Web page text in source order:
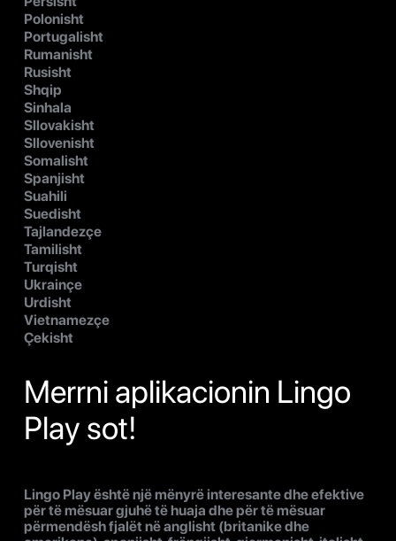
Polonisht
Portugalisht
Rumanisht
Rusisht
Shqip
Sinhala
Sllovakisht
Sllovenisht
Somalisht
Spanjisht
Suahili
Suedisht
Tajlandezçe
Tamilisht
Turqisht
Ukrainçe
Urdisht
Vietnamezçe
Çekisht
Merrni aplikacionin Lingo
Play sot!
Lingo Play është një mënyrë interesante dhe efektive
për të mësuar gjuhë të huaja dhe për të mësuar
përmendësh fjalët në anglisht (britanike dhe